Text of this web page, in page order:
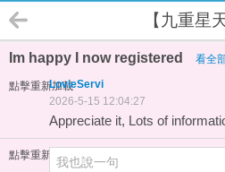
【九重星
Im happy I now registered 看全
點擊重新加載LovieServi
2026-5-15 12:04:27
Appreciate it, Lots of
點擊重新加載